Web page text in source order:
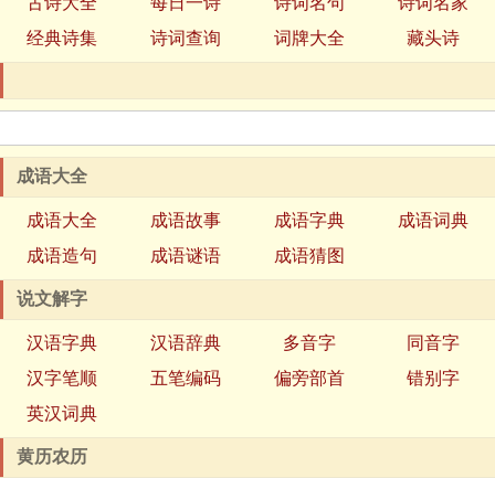
经典诗集
诗词查询 词牌大全 藏头诗
成语大全
成语大全 成语故事 成语字典
成语词典
成语造句
成语谜语 成语猜图
说文解字
汉语字典 汉语辞典 多音字
同音字
汉字笔顺
五笔编码 偏旁部首
错别字
英汉词典
黄历农历